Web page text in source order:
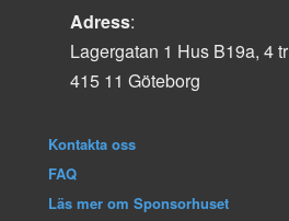
Adress:
Lagergatan 1 Hus B19a, 4 tr
415 11 Göteborg
Kontakta oss
FAQ
Läs mer om Sponsorhuset